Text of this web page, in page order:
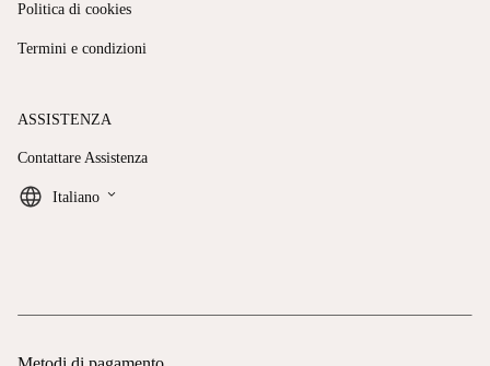
Politica di cookies
Termini e condizioni
ASSISTENZA
Contattare Assistenza
Italiano keyboard_arrow_down